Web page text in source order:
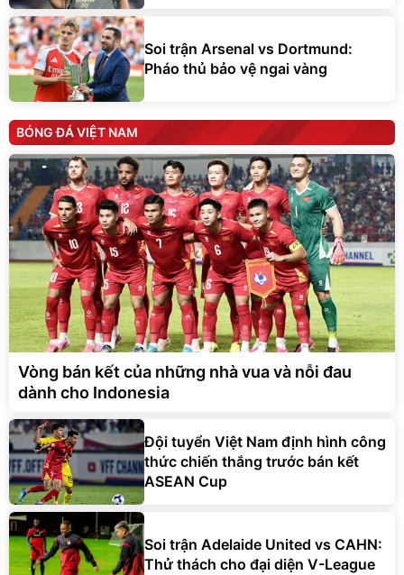
Soi trận Arsenal vs Dortmund:
Pháo thủ bảo vệ ngai vàng
BÓNG ĐÁ VIỆT NAM
Vòng bán kết của những nhà vua và nỗi đau
dành cho Indonesia
Đội tuyển Việt Nam định hình công
thức chiến thắng trước bán kết
ASEAN Cup
Soi trận Adelaide United vs CAHN:
Thử thách cho đại diện V-League